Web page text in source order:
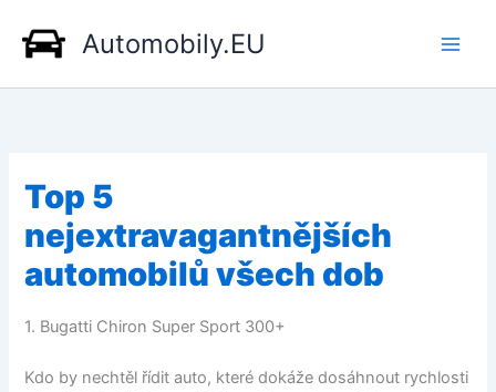
obsah
Automobily.EU
Top 5
nejextravagantnějších
automobilů všech dob
1. Bugatti Chiron Super Sport 300+
Kdo by nechtěl řídit auto, které dokáže dosáhnout rychlosti